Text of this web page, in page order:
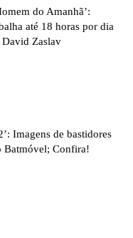
do Amanhã’:
até 18 horas por dia
Zaslav
Imagens de bastidores
Batmóvel; Confira!